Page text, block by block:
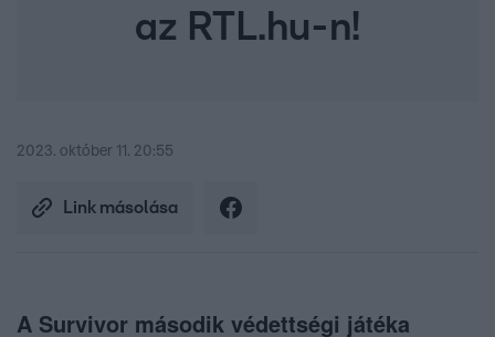
az RTL.hu-n!
2023. október 11. 20:55
Link másolása
A Survivor második védettségi játéka